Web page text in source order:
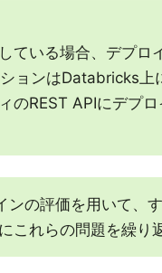
ている場合、デプロ
ョンはDatabricks上
のREST APIにデプ
ンの評価を用いて、
これらの問題を繰り